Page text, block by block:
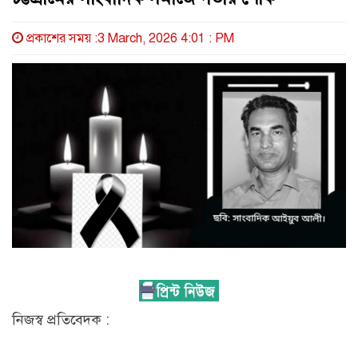
প্রকাশের সময় :3 March, 2026 4:01 : PM
নিজস্ব প্রতিবেদক :